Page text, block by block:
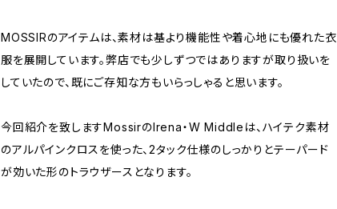
MOSSIRのアイテムは、素材は基より機能性や着心地にも優れた衣
服を展開しています。弊店でも少しずつではありますが取り扱いを
していたので、既にご存知な方もいらっしゃると思います。
今回紹介を致しますMossirのIrena・W Middleは、ハイテク素材
のアルパインクロスを使った、2タック仕様のしっかりとテーパード
が効いた形のトラウザースとなります。